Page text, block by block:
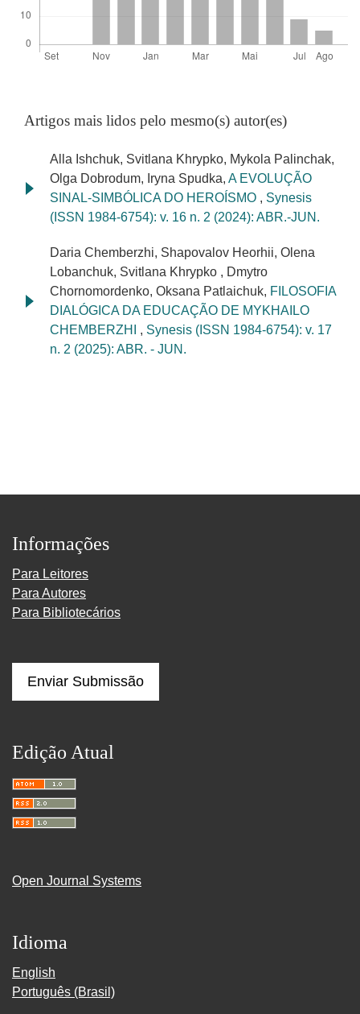
Artigos mais lidos pelo mesmo(s) autor(es)
Alla Ishchuk, Svitlana Khrypko, Mykola Palinchak,
Olga Dobrodum, Iryna Spudka, A EVOLUÇÃO
SINAL-SIMBÓLICA DO HEROÍSMO , Synesis
(ISSN 1984-6754): v. 16 n. 2 (2024): ABR.-JUN.
Daria Chemberzhi, Shapovalov Heorhii, Olena
Lobanchuk, Svitlana Khrypko , Dmytro
Chornomordenko, Oksana Patlaichuk, FILOSOFIA
DIALÓGICA DA EDUCAÇÃO DE MYKHAILO
CHEMBERZHI , Synesis (ISSN 1984-6754): v. 17
n. 2 (2025): ABR. - JUN.
Informações
Para Leitores
Para Autores
Para Bibliotecários
Enviar Submissão
Edição Atual
Open Journal Systems
Idioma
English
Português (Brasil)